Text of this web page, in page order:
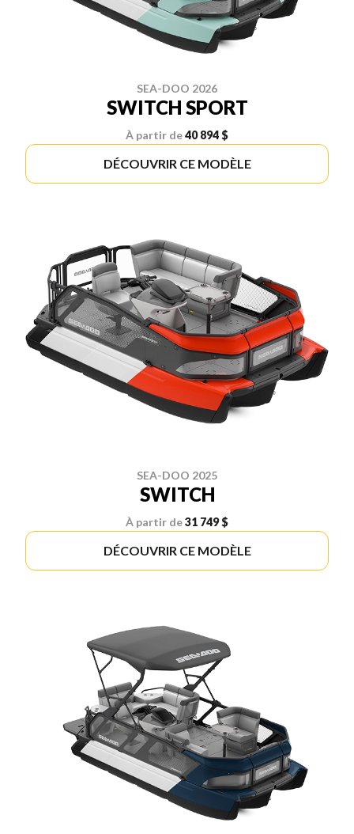
SEA-DOO 2026
SWITCH SPORT
À partir de40 894 $
DÉCOUVRIR CE MODÈLE
SEA-DOO 2025
SWITCH
À partir de31 749 $
DÉCOUVRIR CE MODÈLE